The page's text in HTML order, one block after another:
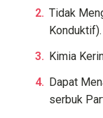
Tidak
Konduktif).
Kimia
Dapat
serbuk